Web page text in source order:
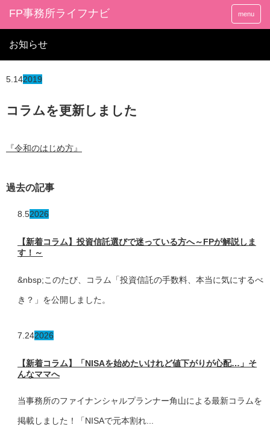
FP事務所ライフナビ menu
お知らせ
5.142019
コラムを更新しました
『令和のはじめ方』
過去の記事
8.52026
【新着コラム】投資信託選びで迷っている方へ～FPが解説しま
す！～
&nbsp;このたび、コラム「投資信託の手数料、本当に気にするべ
き？」を公開しました。
7.242026
【新着コラム】「NISAを始めたいけれど値下がりが心配…」そ
んなママへ
当事務所のファイナンシャルプランナー角山による最新コラムを
掲載しました！「NISAで元本割れ...